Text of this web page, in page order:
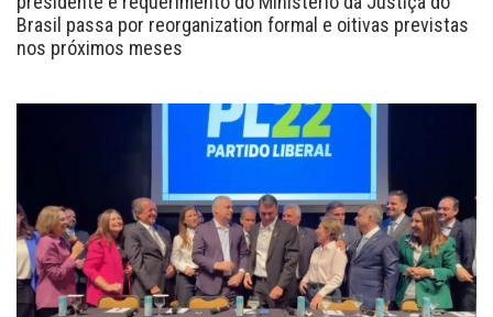
Brasil passa por reorganization formal e oitivas previstas
nos próximos meses